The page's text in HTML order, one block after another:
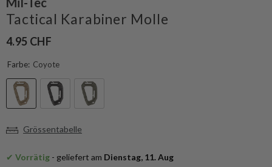
Tactical Karabiner Molle
4.95 CHF
Farbe: Coyote
Grössentabelle
✔ Vorrätig - geliefert am Dienstag, 11. Aug